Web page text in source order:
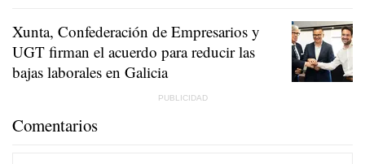
Xunta, Confederación de Empresarios y
UGT firman el acuerdo para reducir las
bajas laborales en Galicia
Comentarios